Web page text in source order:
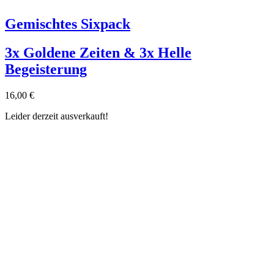
Gemischtes Sixpack
3x Goldene Zeiten & 3x Helle
Begeisterung
16,00 €
Leider derzeit ausverkauft!